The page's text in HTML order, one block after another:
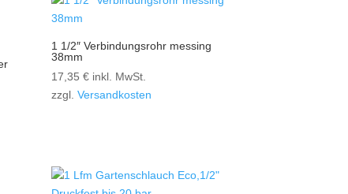
1 1/2″ Verbindungsrohr messing
38mm
17,35€ inkl. MwSt.
zzgl.Versandkosten